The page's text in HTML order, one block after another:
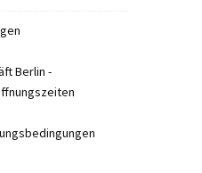
Berlin -